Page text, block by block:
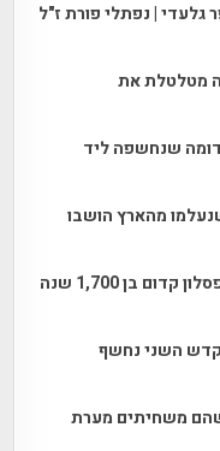
גלעדי | נפתלי פורת ז"ל
מטלטלת את
שנחשפה ליד
מהארץ הושבו
בן 1,700 שנה
השני נחשף
משחיתים מערת